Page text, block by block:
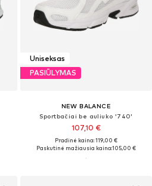
Uniseksas
PASIŪLYMAS
NEW BALANCE
Sportbačiai be auliuko '740'
107,10 €
Pradinė kaina: 119,00 €
Paskutinė mažiausia kaina:105,00 €